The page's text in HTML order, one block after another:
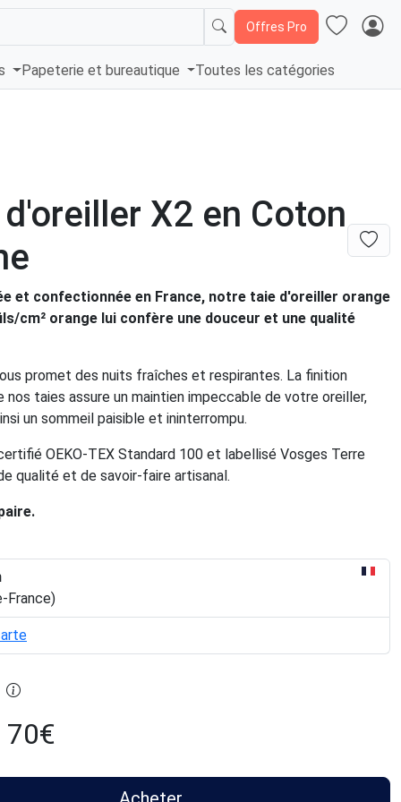
Offres Pro
Papeterie et bureautique Toutes les catégories
X2 en Coton
et confectionnée en France, notre taie d'oreiller orange
cm² orange lui confère une douceur et une qualité
promet des nuits fraîches et respirantes. La finition
taies assure un maintien impeccable de votre oreiller,
un sommeil paisible et ininterrompu.
OEKO-TEX Standard 100 et labellisé Vosges Terre
qualité et de savoir-faire artisanal.
France)
70€